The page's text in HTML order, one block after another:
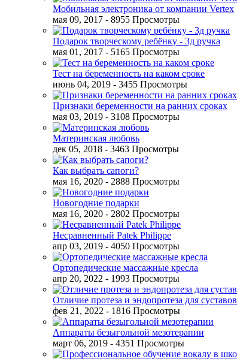
Мобильная электроника от компании Vertex
мая 09, 2017 - 8955 Просмотры
Подарок творческому ребёнку - 3д ручка
мая 01, 2017 - 5165 Просмотры
Тест на беременность на каком сроке
июнь 04, 2019 - 3455 Просмотры
Признаки беременности на ранних сроках
мая 03, 2019 - 3108 Просмотры
Материнская любовь
дек 05, 2018 - 3463 Просмотры
Как выбрать сапоги?
мая 16, 2020 - 2888 Просмотры
Новогодние подарки
мая 16, 2020 - 2802 Просмотры
Несравненный Patek Philippe
апр 03, 2019 - 4050 Просмотры
Ортопедические массажные кресла
апр 20, 2022 - 1993 Просмотры
Отличие протеза и эндопротеза для суставов
фев 21, 2022 - 1816 Просмотры
Аппараты безыгольной мезотерапии
март 06, 2019 - 4351 Просмотры